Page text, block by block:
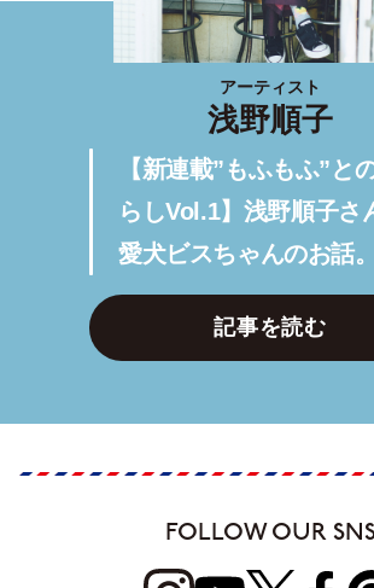
アーティスト
浅野順子
【新連載”もふもふ”と
らしVol.1】浅野順子さ
愛犬ビスちゃんのお話。
記事を読む
FOLLOW OUR